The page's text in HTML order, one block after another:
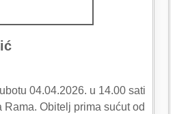
04.04.2026. u 14.00 sati
Obitelj prima sućut od